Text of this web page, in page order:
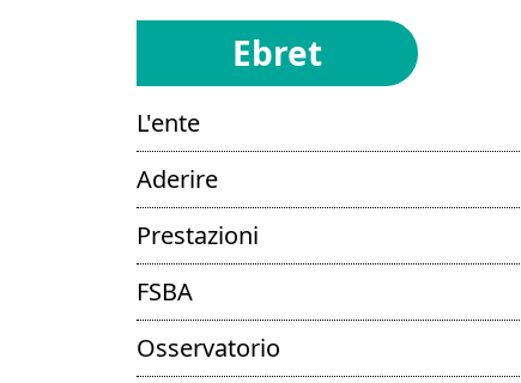
Ebret
L'ente
Aderire
Prestazioni
FSBA
Osservatorio